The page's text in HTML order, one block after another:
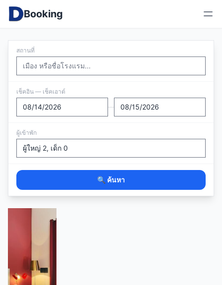
Booking
สถานที่
เช็คอิน — เช็คเอาต์
—
ผู้เข้าพัก
🔍 ค้นหา